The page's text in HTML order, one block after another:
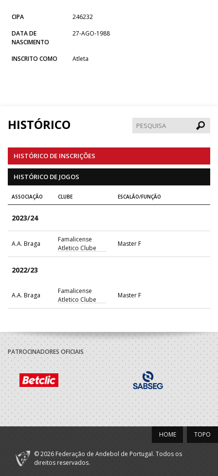
CIPA
246232
DATA DE
NASCIMENTO
27-AGO-1988
INSCRITO COMO Atleta
HISTÓRICO
HISTÓRICO DE INSCRIÇÕES
HISTÓRICO DE JOGOS
ASSOCIAÇÃO CLUBE ESCALÃO/FUNÇÃO
2023/24
A.A. Braga
Famalicense
Atletico Clube
Master F
2022/23
A.A. Braga
Famalicense
Atletico Clube
Master F
PATROCINADORES OFICIAIS
TOPO
HOME
© 2026 Federação de Andebol de Portugal. Todos os
direitos reservados.